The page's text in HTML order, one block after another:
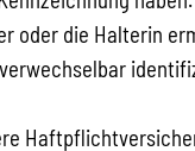
oder die Halterin